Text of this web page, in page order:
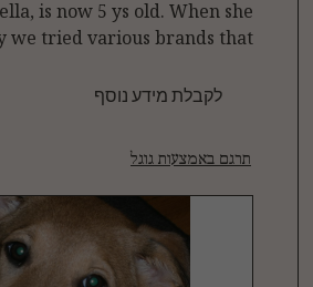
לקבלת מידע נוסף
is now 5 ys old. When she
we tried various brands that
תרגם באמצעות גוגל